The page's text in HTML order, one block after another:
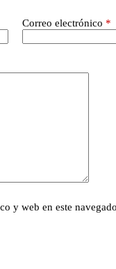
Correo electrónico *
y web en este